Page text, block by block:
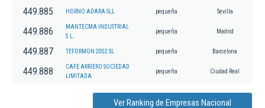
449.885 HORNO ADARA SLL pequeña Sevilla
449.886
MANTECMA INDUSTRIAL
S.L.
pequeña Madrid
449.887 TEFORMON 2002 SL pequeña Barcelona
449.888
CAFE ARRIERO SOCIEDAD
LIMITADA
pequeña Ciudad Real
Ver Ranking de Empresas Nacional